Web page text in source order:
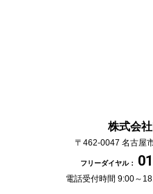
株式会
〒462-0047 名古屋
フリーダイヤル：
電話受付時間 9:00～